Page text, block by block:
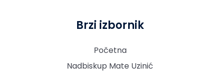
Brzi izbornik
Početna
Nadbiskup Mate Uzinić